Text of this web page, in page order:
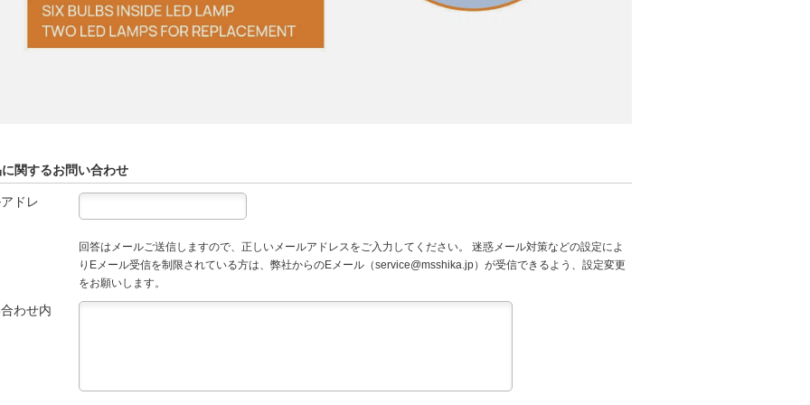
関するお問い合わせ
ドレ
回答はメールご送信しますので、正しいメールアドレスをご入力してください。 迷惑メール対策などの設定によ
りEメール受信を制限されている方は、弊社からのEメール（service@msshika.jp）が受信できるよう、設定変更
をお願いします。
わせ内